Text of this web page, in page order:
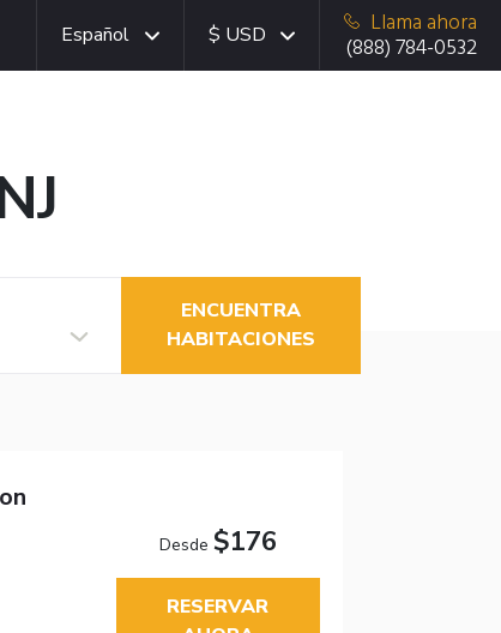
Español $ USD
Llama ahora
(888) 784-0532
ENCUENTRA
HABITACIONES
Desde $176
RESERVAR